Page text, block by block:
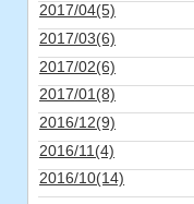
2017/04(5)
2017/03(6)
2017/02(6)
2017/01(8)
2016/12(9)
2016/11(4)
2016/10(14)